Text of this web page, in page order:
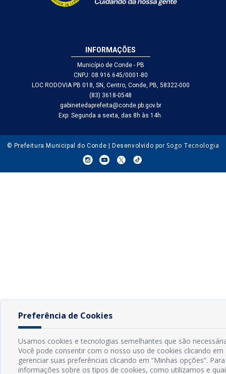
INFORMAÇÕES
Município de Conde - PB
CNPJ: 08.916.645/0001-80
LOC RODOVIA PB 018, SN, Centro, Conde, PB, 58322-000
(83) 3618-0548
gabinetedaprefeita@conde.pb.gov.br
Exp: Segunda a sexta, das 8h às 14h.
© Prefeitura Municipal do Conde | Desenvolvido por Sogo Tecnologia
Preferência de Cookies
Usamos cookies e tecnologias semelhantes que são
Você pode consentir com o nosso uso de cookies clicando
gerenciar suas preferências clicando em “Minhas opções”.
informações sobre os tipos de cookies, como utilizamos e